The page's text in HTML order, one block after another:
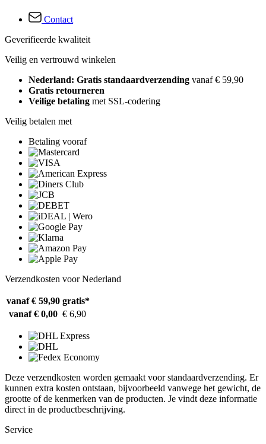
Contact
Geverifieerde kwaliteit
Veilig en vertrouwd winkelen
Nederland: Gratis standaardverzending vanaf € 59,90
Gratis retourneren
Veilige betaling met SSL-codering
Veilig betalen met
Betaling vooraf
Verzendkosten voor Nederland
vanaf € 59,90 gratis*
vanaf € 0,00 € 6,90
Deze verzendkosten worden gemaakt voor standaardverzending. Er
kunnen extra kosten ontstaan, bijvoorbeeld vanwege het gewicht, de
grootte of de kenmerken van de producten. Je vindt deze informatie
direct in de productbeschrijving.
Service